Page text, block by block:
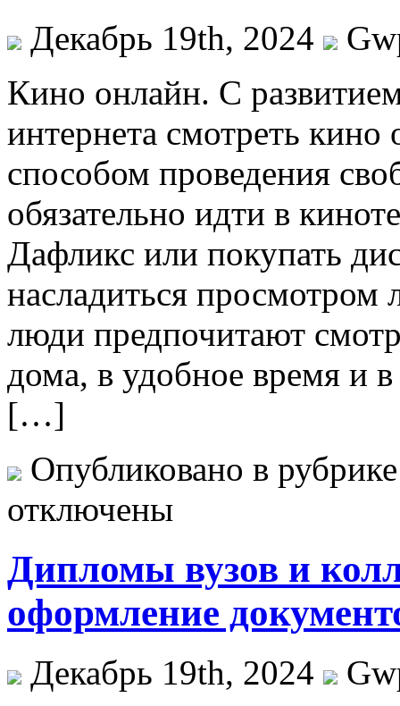
Декабрь 19th, 2024
Кинo oнлaйн. С
интернета смотреть
способом проведения
обязательно идти в
Дафликс или покупать
насладиться
люди предпочитают
дома, в удобное время и
[…]
Опубликовано в
отключены
Дипломы вузов и
оформление
Декабрь 19th, 2024